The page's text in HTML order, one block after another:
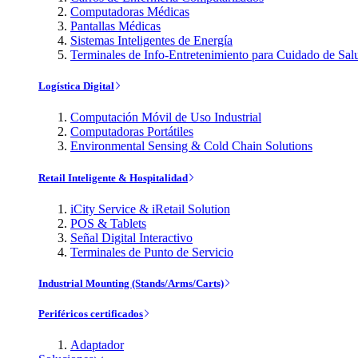
Computadoras Médicas
Pantallas Médicas
Sistemas Inteligentes de Energía
Terminales de Info-Entretenimiento para Cuidado de
Logística Digital
Computación Móvil de Uso Industrial
Computadoras Portátiles
Environmental Sensing & Cold Chain Solutions
Retail Inteligente & Hospitalidad
iCity Service & iRetail Solution
POS & Tablets
Señal Digital Interactivo
Terminales de Punto de Servicio
Industrial Mounting (Stands/Arms/Carts)
Periféricos certificados
Adaptador